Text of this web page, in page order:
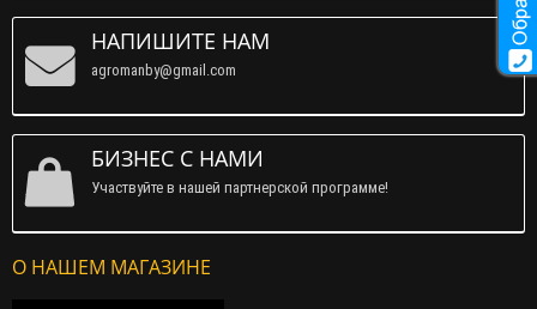
НАПИШИТЕ НАМ
agromanby@gmail.com
БИЗНЕС С НАМИ
Участвуйте в нашей партнерской программе!
О НАШЕМ МАГАЗИНЕ